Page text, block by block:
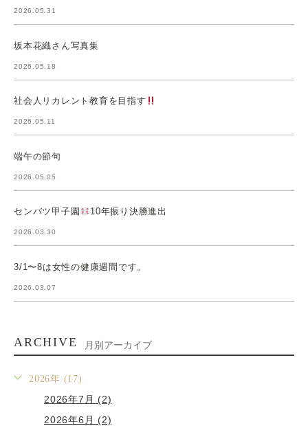
2026.05.31
坂本花織さん写真集
2026.05.18
社会人リカレント教育を目指す
2026.05.11
端午の節句
2026.05.05
センバツ甲子園 10年振り決勝進出
2026.03.30
3/1〜8は女性の健康週間です。
2026.03.07
ARCHIVE 月別アーカイブ
2026年 (17)
2026年7月 (2)
2026年6月 (2)